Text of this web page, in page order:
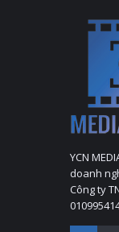
YCN
doanh
Công ty